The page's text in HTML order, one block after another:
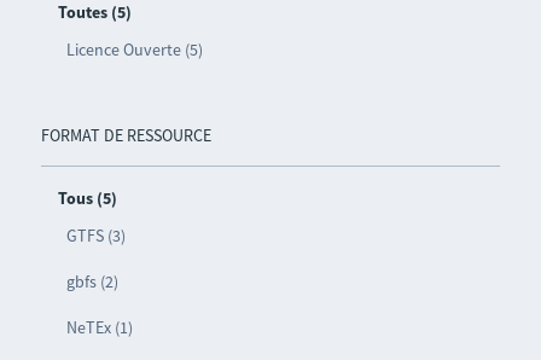
Toutes (5)
Licence Ouverte (5)
FORMAT DE RESSOURCE
Tous (5)
GTFS (3)
gbfs (2)
NeTEx (1)